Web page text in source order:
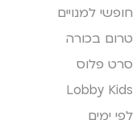
חופשי למנויים
טרום בכורה
סרט פלוס
Lobby Kids
לפי ימים